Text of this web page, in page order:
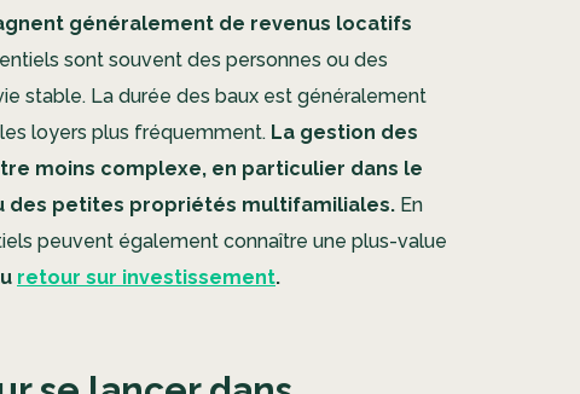
généralement de revenus locatifs
sont souvent des personnes ou des
stable. La durée des baux est généralement
loyers plus fréquemment. La gestion des
moins complexe, en particulier dans le
des petites propriétés multifamiliales. En
peuvent également connaître une plus-value
retour sur investissement.